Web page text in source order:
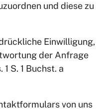
und diese zu
Einwilligung,
der Anfrage
S. 1 Buchst. a
von uns